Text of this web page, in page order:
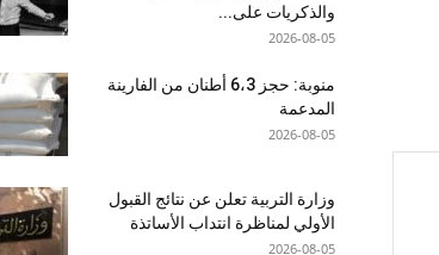
والذكريات على...
2026-08-05
منوبة: حجز 6،3 أطنان من الفارينة
المدعمة
2026-08-05
وزارة التربية تعلن عن نتائج القبول
الأولي لمناظرة انتداب الأساتذة
2026-08-05